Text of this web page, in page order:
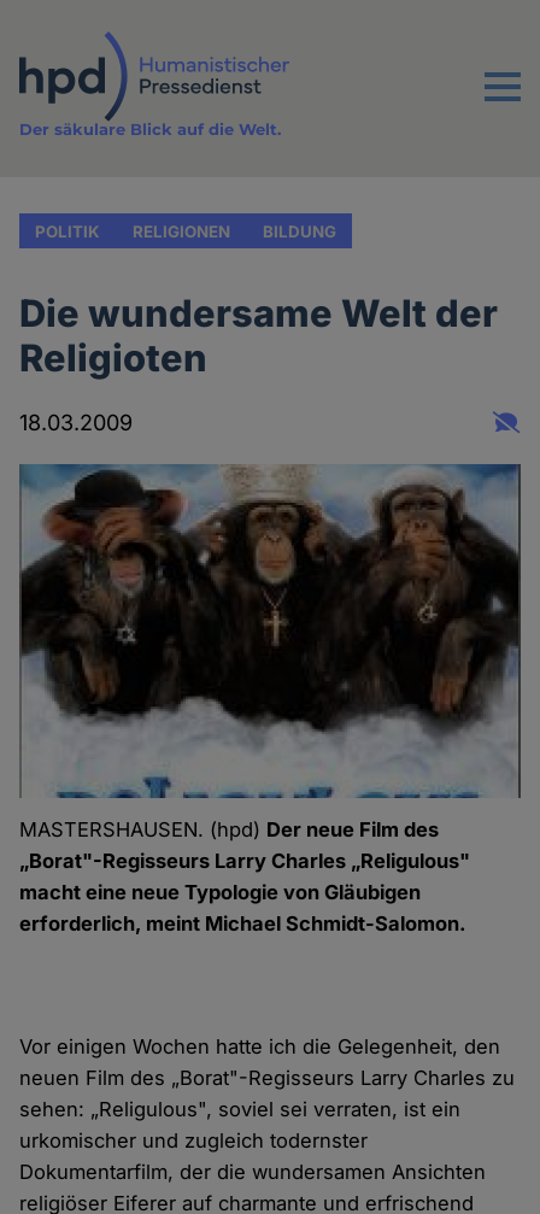
Inhalt
Menu
Der säkulare Blick auf die Welt.
POLITIK RELIGIONEN BILDUNG
Die wundersame Welt der
Religioten
18.03.2009
MASTERSHAUSEN. (hpd) Der neue Film des
„Borat"-Regisseurs Larry Charles „Religulous"
macht eine neue Typologie von Gläubigen
erforderlich, meint Michael Schmidt-Salomon.
Vor einigen Wochen hatte ich die Gelegenheit, den
neuen Film des „Borat"-Regisseurs Larry Charles zu
sehen: „Religulous", soviel sei verraten, ist ein
urkomischer und zugleich todernster
Dokumentarfilm, der die wundersamen Ansichten
religiöser Eiferer auf charmante und erfrischend